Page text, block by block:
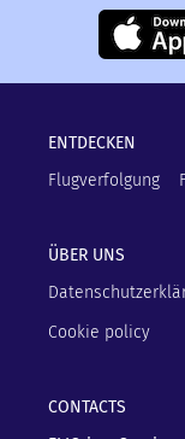
ENTDECKEN
Flugverfolgung
ÜBER UNS
Cookie policy
CONTACTS